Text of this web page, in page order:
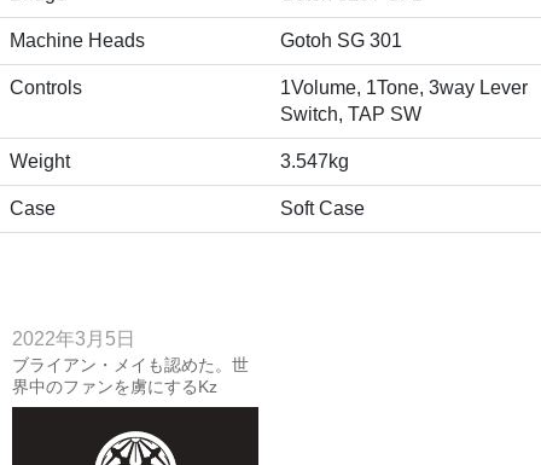
Machine Heads Gotoh SG 301
Controls
1Volume, 1Tone, 3way Lever
Switch, TAP SW
Weight 3.547kg
Case Soft Case
2022年3月5日
ブライアン・メイも認めた。世
界中のファンを虜にするKz
Guitar Works ケイズギターワー
クスの原点と軌跡